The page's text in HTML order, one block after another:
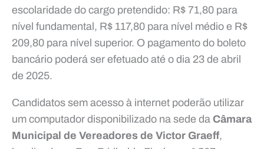
escolaridade do cargo pretendido: R$ 71,80 para
nível fundamental, R$ 117,80 para nível médio e R$
209,80 para nível superior. O pagamento do boleto
bancário poderá ser efetuado até o dia 23 de abril
de 2025.
Candidatos sem acesso à internet poderão utilizar
um computador disponibilizado na sede da Câmara
Municipal de Vereadores de Victor Graeff,